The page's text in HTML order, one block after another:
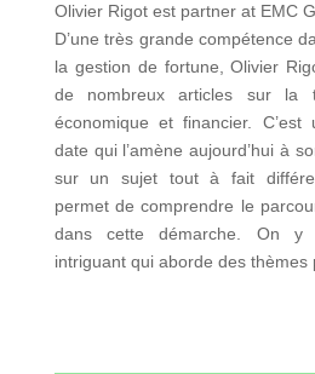
Olivier Rigot est partner at EMC
D’une très grande compétence
la gestion de fortune, Olivier
de nombreux articles sur la
économique et financier.
date qui l’amène aujourd’hui à
sur un sujet tout à fait
permet de comprendre le
dans cette démarche. On y
intriguant qui aborde des thèmes